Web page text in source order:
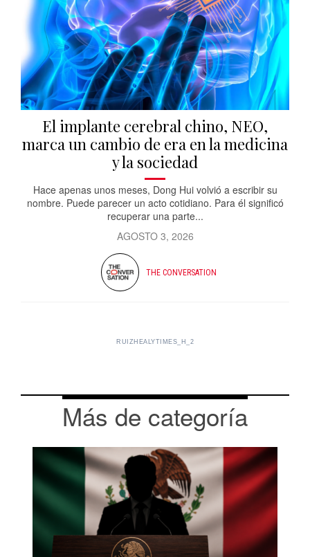
El implante cerebral chino, NEO,
marca un cambio de era en la medicina
y la sociedad
Hace apenas unos meses, Dong Hui volvió a escribir su
nombre. Puede parecer un acto cotidiano. Para él significó
recuperar una parte...
AGOSTO 3, 2026
THE CONVERSATION
RUIZHEALYTIMES_H_2
Más de categoría